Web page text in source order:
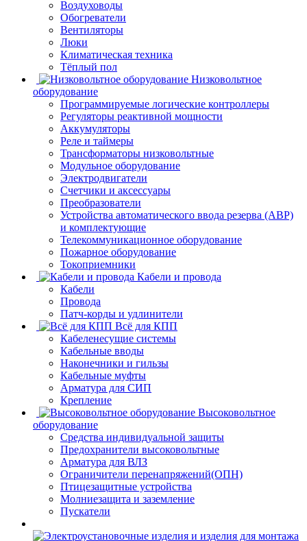
Воздуховоды
Обогреватели
Вентиляторы
Люки
Климатическая техника
Тёплый пол
Низковольтное
оборудование
Программируемые логические контроллеры
Регуляторы реактивной мощности
Аккумуляторы
Реле и таймеры
Трансформаторы низковольтные
Модульное оборудование
Электродвигатели
Счетчики и аксессуары
Преобразователи
Устройства автоматического ввода резерва (АВР)
и комплектующие
Телекоммуникационное оборудование
Пожарное оборудование
Токоприемники
Кабели и провода
Кабели
Провода
Патч-корды и удлинители
Всё для КПП
Кабеленесущие системы
Кабельные вводы
Наконечники и гильзы
Кабельные муфты
Арматура для СИП
Крепление
Высоковольтное
оборудование
Средства индивидуальной защиты
Предохранители высоковольтные
Арматура для ВЛЗ
Ограничители перенапряжений(ОПН)
Птицезащитные устройства
Молниезащита и заземление
Пускатели